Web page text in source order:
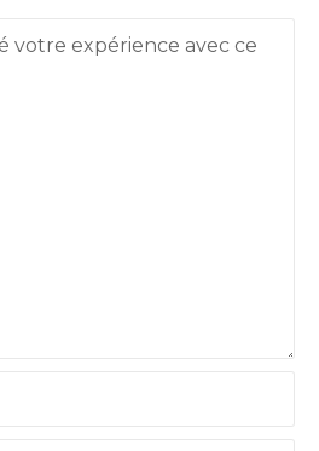
votre expérience avec ce